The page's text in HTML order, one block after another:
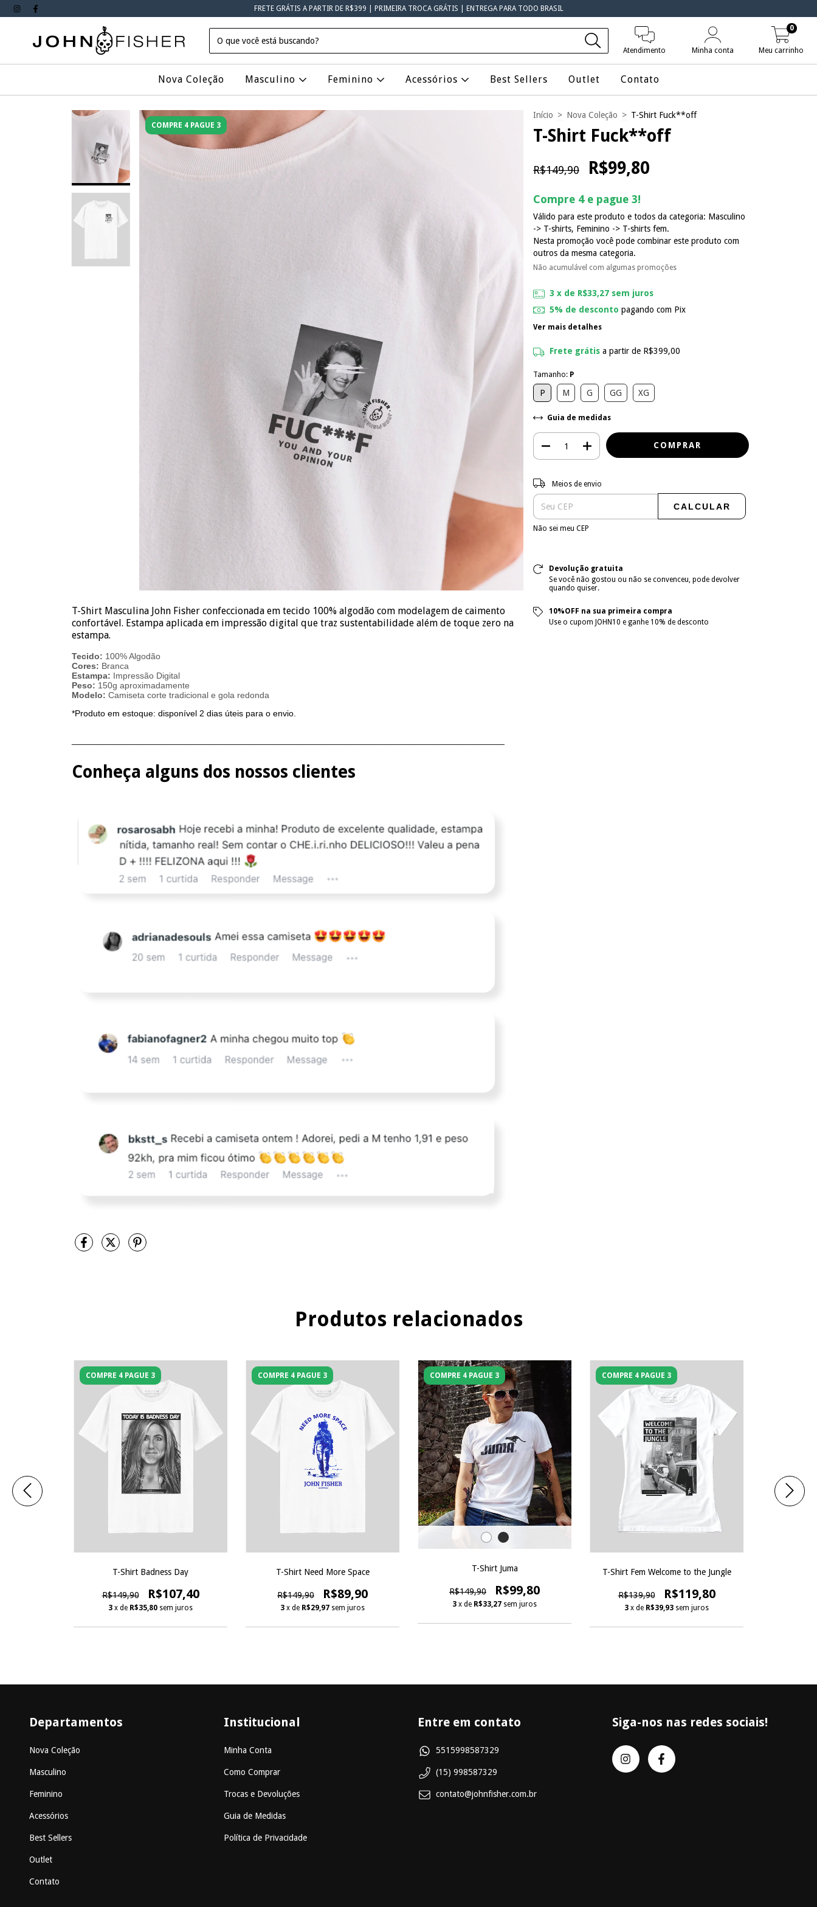
FRETE GRÁTIS A PARTIR DE R$399 | PRIMEIRA TROCA GRÁTIS | ENTREGA PARA TODO BRASIL
Atendimento Minha conta Meu carrinho
0
Nova Coleção Masculino Feminino Acessórios Best Sellers Outlet Contato
COMPRE 4 PAGUE 3
T-Shirt Masculina John Fisher confeccionada em tecido 100% algodão com modelagem de caimento
confortável. Estampa aplicada em impressão digital que traz sustentabilidade além de toque zero na
estampa.
Tecido: 100% Algodão
Cores: Branca
Estampa: Impressão Digital
Peso: 150g aproximadamente
Modelo: Camiseta corte tradicional e gola redonda
*Produto em estoque: disponível 2 dias úteis para o envio.
Conheça alguns dos nossos clientes
Início > Nova Coleção > T-Shirt Fuck**off
T-Shirt Fuck**off
R$149,90 R$99,80
Compre 4 e pague 3!
Válido para este produto e todos da categoria: Masculino
-> T-shirts, Feminino -> T-shirts fem.
Nesta promoção você pode combinar este produto com
outros da mesma categoria.
Não acumulável com algumas promoções
3 x de R$33,27 sem juros
5% de desconto pagando com Pix
Ver mais detalhes
Frete grátis a partir de R$399,00
Tamanho: P
P M G GG XG
Guia de medidas
Entregas para o CEP:
Meios de envio
CALCULAR
Não sei meu CEP
Devolução gratuita
Se você não gostou ou não se convenceu, pode devolver
quando quiser.
10%OFF na sua primeira compra
Use o cupom JOHN10 e ganhe 10% de desconto
Produtos relacionados
COMPRE 4 PAGUE 3
T-Shirt Badness Day
R$149,90 R$107,40
3 x de R$35,80 sem juros
COMPRE 4 PAGUE 3
T-Shirt Need More Space
R$149,90 R$89,90
3 x de R$29,97 sem juros
COMPRE 4 PAGUE 3
T-Shirt Juma
R$149,90 R$99,80
3 x de R$33,27 sem juros
COMPRE 4 PAGUE 3
T-Shirt Fem Welcome to the Jungle
R$139,90 R$119,80
3 x de R$39,93 sem juros
Departamentos
Nova Coleção
Masculino
Feminino
Acessórios
Best Sellers
Outlet
Contato
Institucional
Minha Conta
Como Comprar
Trocas e Devoluções
Guia de Medidas
Política de Privacidade
Entre em contato
5515998587329
(15) 998587329
contato@johnfisher.com.br
Siga-nos nas redes sociais!